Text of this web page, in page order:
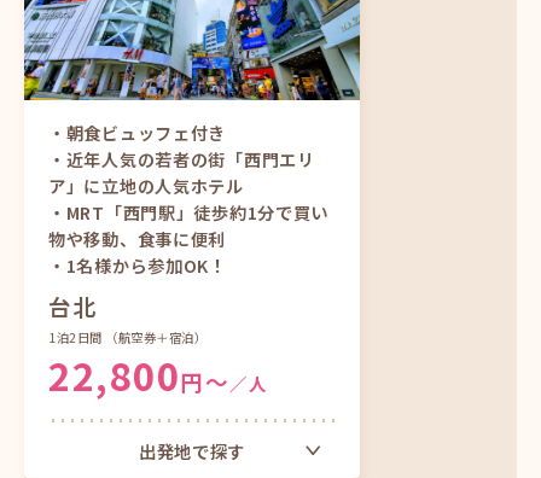
・朝食ビュッフェ付き
・近年人気の若者の街「西門エリ
ア」に立地の人気ホテル
・MRT「西門駅」徒歩約1分で買い
物や移動、食事に便利
・1名様から参加OK！
台北
1泊2日間 （航空券＋宿泊）
22,800円〜／人
出発地で探す